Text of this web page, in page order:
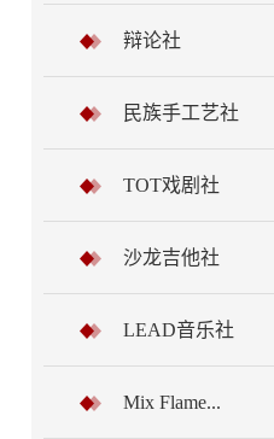
辩论社
民族手工艺社
TOT戏剧社
沙龙吉他社
LEAD音乐社
Mix Flame...